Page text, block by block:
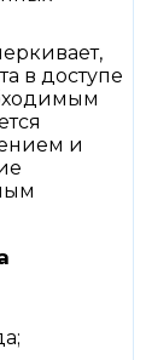
в доступе
и